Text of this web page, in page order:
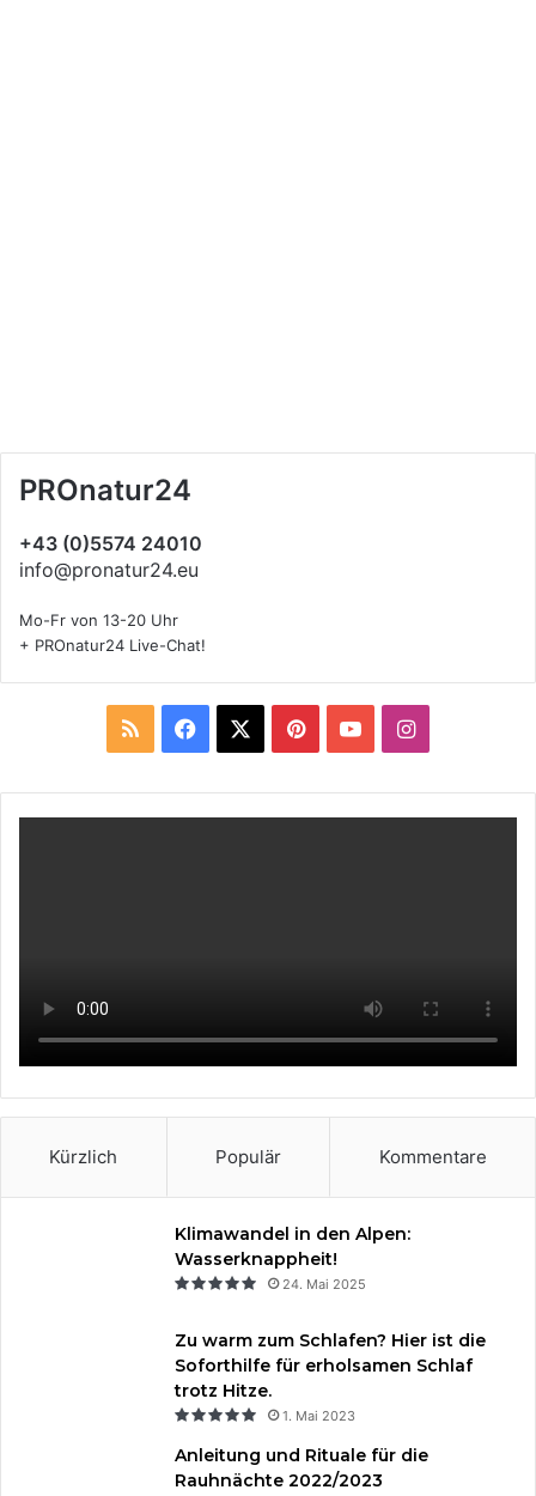
PROnatur24
+43 (0)5574 24010
info@pronatur24.eu
Mo-Fr von 13-20 Uhr
+ PROnatur24 Live-Chat!
S
c
k
P
n
s
t
u
e
I
s
a
m
Kürzlich Populär Kommentare
Klimawandel in den Alpen:
Wasserknappheit!
24. Mai 2025
Zu warm zum Schlafen? Hier ist die
Soforthilfe für erholsamen Schlaf
trotz Hitze.
1. Mai 2023
Anleitung und Rituale für die
Rauhnächte 2022/2023